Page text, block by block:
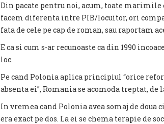
Din pacate pentru noi, acum, toate marimile
facem diferenta intre PIB/locuitor, ori
fata de cele pe cap de roman, sau raportam
E ca si cum s-ar recunoaste ca din 1990
loc.
Pe cand Polonia aplica principiul “orice
absenta ei”, Romania se acomoda treptat,
In vremea cand Polonia avea somaj de
era exact pe dos. La ei se chema terapie de